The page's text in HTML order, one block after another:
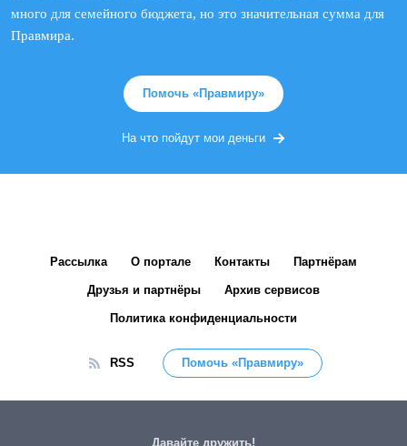
много для семейного бюджета, но это значительная сумма для
Правмира.
Помочь «Правмиру»
На что пойдут мои деньги
Рассылка О портале Контакты Партнёрам
Друзья и партнёры Архив сервисов
Политика конфиденциальности
RSS Помочь «Правмиру»
Давайте дружить!